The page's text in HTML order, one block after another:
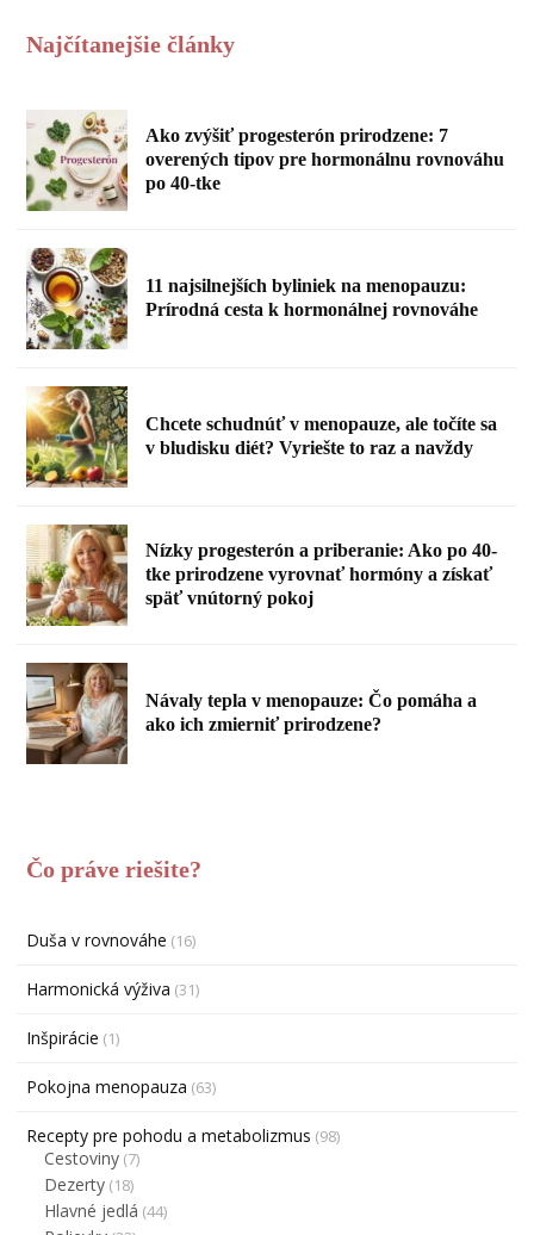
Najčítanejšie články
Ako zvýšiť progesterón prirodzene: 7
overených tipov pre hormonálnu rovnováhu
po 40-tke
11 najsilnejších byliniek na menopauzu:
Prírodná cesta k hormonálnej rovnováhe
Chcete schudnúť v menopauze, ale točíte sa
v bludisku diét? Vyriešte to raz a navždy
Nízky progesterón a priberanie: Ako po 40-
tke prirodzene vyrovnať hormóny a získať
späť vnútorný pokoj
Návaly tepla v menopauze: Čo pomáha a
ako ich zmierniť prirodzene?
Čo práve riešite?
Duša v rovnováhe (16)
Harmonická výživa (31)
Inšpirácie (1)
Pokojna menopauza (63)
Recepty pre pohodu a metabolizmus (98)
Cestoviny (7)
Dezerty (18)
Hlavné jedlá (44)